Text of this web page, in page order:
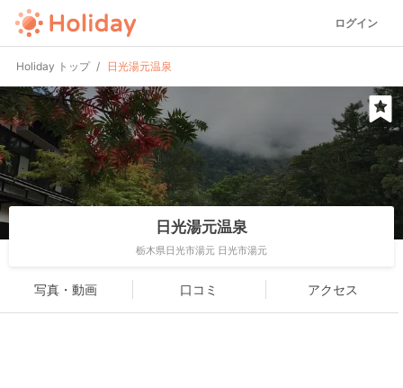
ログイン
Holiday トップ 日光湯元温泉
日光湯元温泉
栃木県日光市湯元 日光市湯元
写真・動画 口コミ アクセス